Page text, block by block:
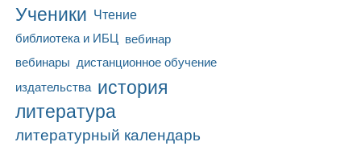
Ученики Чтение
библиотека и ИБЦ вебинар
вебинары дистанционное обучение
издательства история
литература
литературный календарь